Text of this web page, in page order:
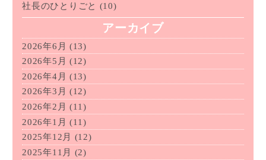
社長のひとりごと (10)
アーカイブ
2026年6月 (13)
2026年5月 (12)
2026年4月 (13)
2026年3月 (12)
2026年2月 (11)
2026年1月 (11)
2025年12月
(12)
2025年11月
(2)